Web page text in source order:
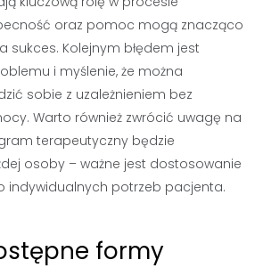
oraz pomoc mogą znacząco
sukces. Kolejnym błędem jest
i myślenie, że można
sobie z uzależnieniem bez
Warto również zwrócić uwagę na
terapeutyczny będzie
osoby – ważne jest dostosowanie
indywidualnych potrzeb pacjenta.
formy